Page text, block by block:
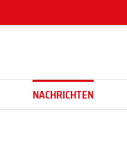
NACHRICHTEN